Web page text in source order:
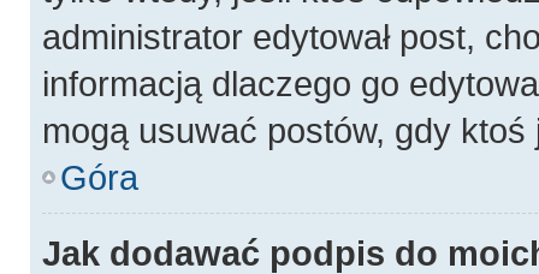
administrator edytował post,
informacją dlaczego go
mogą usuwać postów, gdy ktoś
Góra
Jak dodawać podpis do